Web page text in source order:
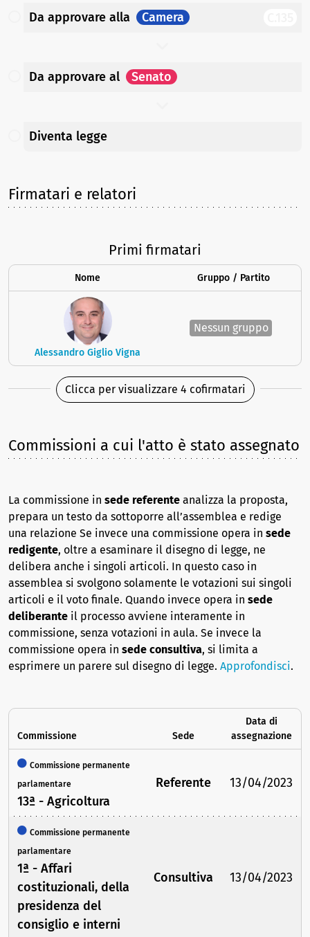
Da approvare alla Camera
Da approvare al Senato
Diventa legge
Firmatari e relatori
Primi firmatari
Nome Gruppo / Partito
Alessandro Giglio Vigna
Nessun gruppo
Clicca per visualizzare 4 cofirmatari
Commissioni a cui l'atto è stato assegnato
La commissione in sede referente analizza la proposta,
prepara un testo da sottoporre all’assemblea e redige
una relazione Se invece una commissione opera in sede
redigente, oltre a esaminare il disegno di legge, ne
delibera anche i singoli articoli. In questo caso in
assemblea si svolgono solamente le votazioni sui singoli
articoli e il voto finale. Quando invece opera in sede
deliberante il processo avviene interamente in
commissione, senza votazioni in aula. Se invece la
commissione opera in sede consultiva, si limita a
esprimere un parere sul disegno di legge. Approfondisci.
Commissione Sede
Data di
assegnazione
Commissione permanente
parlamentare
13ª - Agricoltura
Referente 13/04/2023
Commissione permanente
parlamentare
1ª - Affari
costituzionali, della
presidenza del
consiglio e interni
Consultiva 13/04/2023